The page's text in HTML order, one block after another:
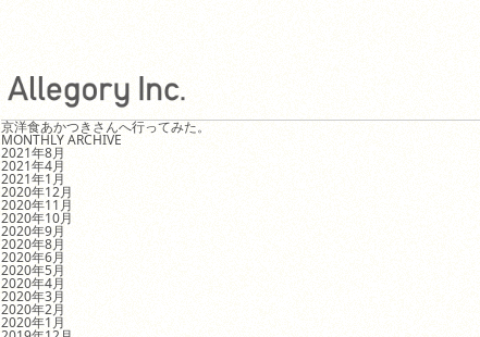
京洋食あかつきさんへ行ってみた。
MONTHLY ARCHIVE
2021年8月
2021年4月
2021年1月
2020年12月
2020年11月
2020年10月
2020年9月
2020年8月
2020年6月
2020年5月
2020年4月
2020年3月
2020年2月
2020年1月